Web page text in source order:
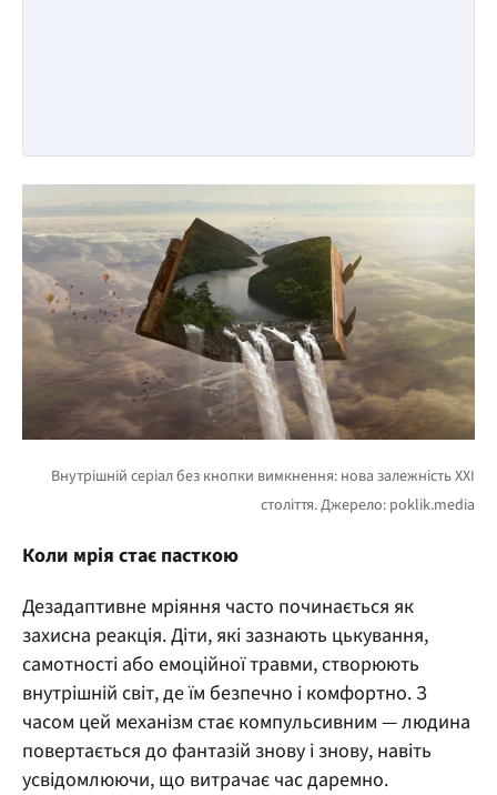
Коли мрія стає пасткою
Дезадаптивне мріяння часто починається як
захисна реакція. Діти, які зазнають цькування,
самотності або емоційної травми, створюють
внутрішній світ, де їм безпечно і комфортно. З
часом цей механізм стає компульсивним — людина
повертається до фантазій знову і знову, навіть
усвідомлюючи, що витрачає час даремно.